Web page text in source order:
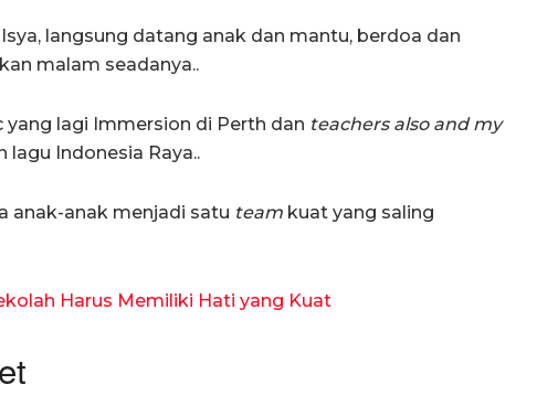
langsung datang anak dan mantu, berdoa dan
malam seadanya..
yang lagi Immersion di Perth dan teachers also and my
lagu Indonesia Raya..
anak-anak menjadi satu team kuat yang saling
Harus Memiliki Hati yang Kuat